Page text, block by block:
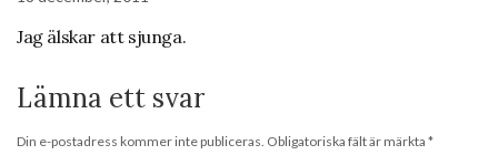
Jag älskar att sjunga.
Lämna ett svar
Din e-postadress kommer inte publiceras. Obligatoriska fält är märkta *